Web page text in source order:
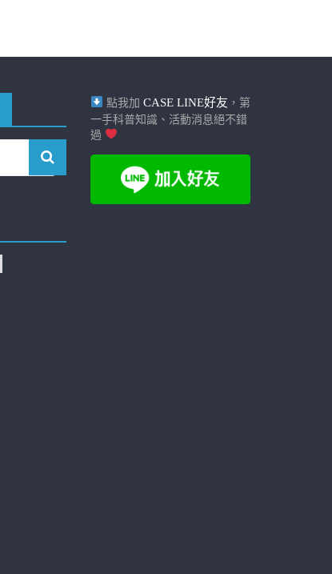
點我加 CASE LINE好友 ，第
一手科普知識、活動消息絕不錯
過